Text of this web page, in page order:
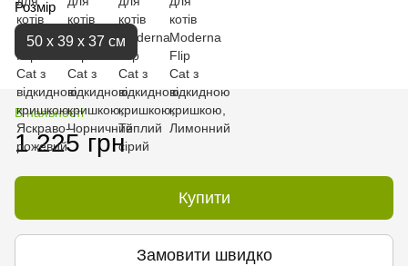
Розмір
50 х 39 х 37 см
В наявності
1 225 грн
Купити
Замовити швидко